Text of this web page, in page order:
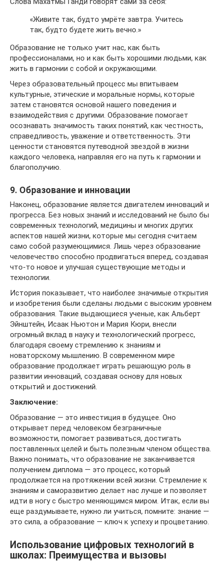
«Живите так, будто умрёте завтра. Учитесь
так, будто будете жить вечно.»
Образование не только учит нас, как быть
профессионалами, но и как быть хорошими людьми, как
жить в гармонии с собой и окружающими.
Через образовательный процесс мы впитываем
культурные, этические и моральные нормы, которые
затем становятся основой нашего поведения и
взаимодействия с другими. Образование помогает
осознавать значимость таких понятий, как честность,
справедливость, уважение и ответственность. Эти
ценности становятся путеводной звездой в жизни
каждого человека, направляя его на путь к гармонии и
благополучию.
9. Образование и инновации
Наконец, образование является двигателем инноваций и
прогресса. Без новых знаний и исследований не было бы
современных технологий, медицины и многих других
аспектов нашей жизни, которые мы сегодня считаем
само собой разумеющимися. Лишь через образование
человечество способно продвигаться вперед, создавая
что-то новое и улучшая существующие методы и
технологии.
История показывает, что наиболее значимые открытия
и изобретения были сделаны людьми с высоким уровнем
образования. Такие выдающиеся ученые, как Альберт
Эйнштейн, Исаак Ньютон и Мария Кюри, внесли
огромный вклад в науку и технологический прогресс,
благодаря своему стремлению к знаниям и
новаторскому мышлению. В современном мире
образование продолжает играть решающую роль в
развитии инноваций, создавая основу для новых
открытий и достижений.
Заключение:
Образование — это инвестиция в будущее. Оно
открывает перед человеком безграничные
возможности, помогает развиваться, достигать
поставленных целей и быть полезным членом общества.
Важно понимать, что образование не заканчивается
получением диплома — это процесс, который
продолжается на протяжении всей жизни. Стремление к
знаниям и саморазвитию делает нас лучше и позволяет
идти в ногу с быстро меняющимся миром. Итак, если вы
еще раздумываете, нужно ли учиться, помните: знание —
это сила, а образование — ключ к успеху и процветанию.
Использование цифровых технологий в
школах: Преимущества и вызовы